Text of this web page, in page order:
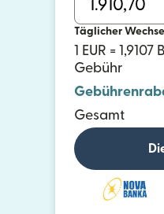
Täglicher
1 EUR = 1,9107
Gebühr
Gesamt